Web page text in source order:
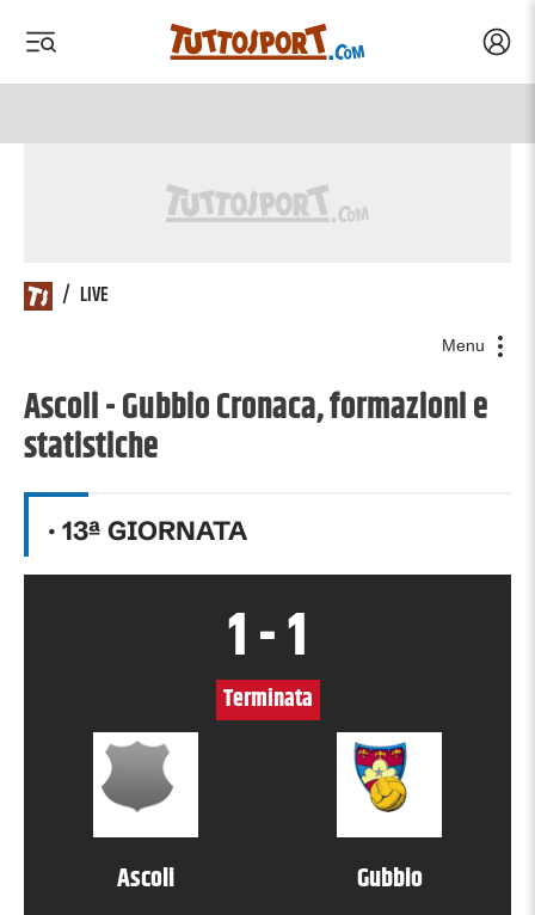
/ LIVE
Menu
Ascoli - Gubbio Cronaca, formazioni e
statistiche
· 13ª GIORNATA
Ascoli Gubbio
1-1
Terminata